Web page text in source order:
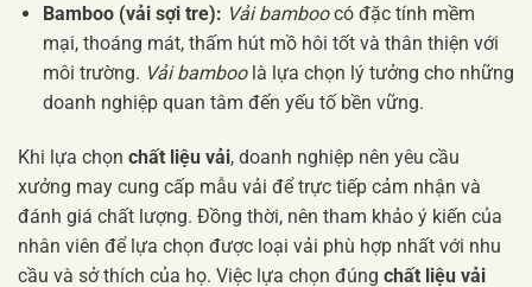
Bamboo (vải sợi tre): Vải bamboocó đặc tính mềm
mại, thoáng mát, thấm hút mồ hôi tốt và thân thiện với
môi trường. Vải bamboolà lựa chọn lý tưởng cho những
doanh nghiệp quan tâm đến yếu tố bền vững.
Khi lựa chọn chất liệu vải, doanh nghiệp nên yêu cầu
xưởng may cung cấp mẫu vải để trực tiếp cảm nhận và
đánh giá chất lượng. Đồng thời, nên tham khảo ý kiến của
nhân viên để lựa chọn được loại vải phù hợp nhất với nhu
cầu và sở thích của họ. Việc lựa chọn đúng chất liệu vải